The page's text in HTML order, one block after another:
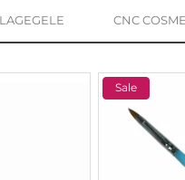
CNC
Sale